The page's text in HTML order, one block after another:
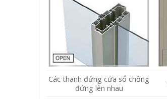
Các thanh đứng cửa sổ chồng
đứng lên nhau